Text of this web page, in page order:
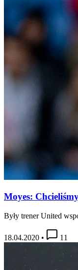
Moyes:
Były trener United
18.04.2020 • 11